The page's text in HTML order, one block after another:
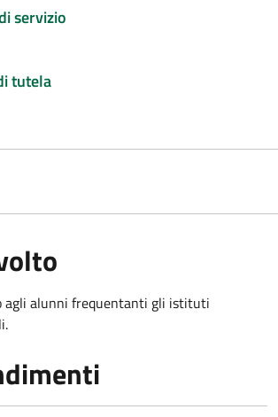
servizio
tutela
agli alunni frequentanti gli istituti